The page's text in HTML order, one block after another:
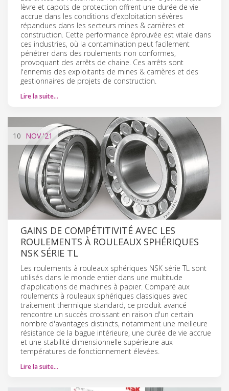
lèvre et capots de protection offrent une durée de vie
accrue dans les conditions d’exploitation sévères
répandues dans les secteurs mines & carrières et
construction. Cette performance éprouvée est vitale dans
ces industries, où la contamination peut facilement
pénétrer dans des roulements non conformes,
provoquant des arrêts de chaine. Ces arrêts sont
l'ennemis des exploitants de mines & carrières et des
gestionnaires de projets de construction.
Lire la suite…
10 NOV'21
GAINS DE COMPÉTITIVITÉ AVEC LES
ROULEMENTS À ROULEAUX SPHÉRIQUES
NSK SÉRIE TL
Les roulements à rouleaux sphériques NSK série TL sont
utilisés dans le monde entier dans une multitude
d'applications de machines à papier. Comparé aux
roulements à rouleaux sphériques classiques avec
traitement thermique standard, ce produit avancé
rencontre un succès croissant en raison d'un certain
nombre d'avantages distincts, notamment une meilleure
résistance de la bague intérieure, une durée de vie accrue
et une stabilité dimensionnelle supérieure aux
températures de fonctionnement élevées.
Lire la suite…